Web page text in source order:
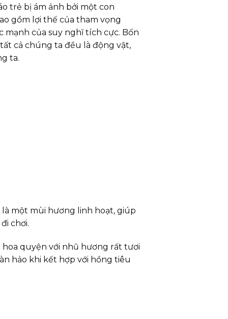
trẻ bị ám ảnh bởi một con
gồm lợi thế của tham vọng
của suy nghĩ tích cực. Bốn
cả chúng ta đều là động vật,
ta.
một mùi hương linh hoạt, giúp
chơi.
quyện với nhũ hương rất tươi
hảo khi kết hợp với hồng tiêu